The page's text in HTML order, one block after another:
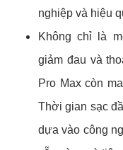
nghiệp và hiệu
Không chỉ là
giảm đau và
Pro Max còn
Thời gian sạc
dựa vào công